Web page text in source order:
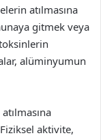
atılmasına
gitmek veya
alüminyumun
aktivite,